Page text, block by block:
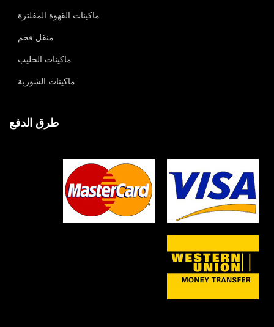
ماكينات القهوة المفلترة
منقل فحم
ماكينات الحليب
ماكينات الشوربة
طرق الدفع